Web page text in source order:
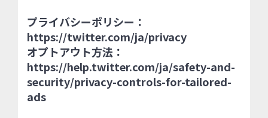
プライバシーポリシー：
https://twitter.com/ja/privacy
オプトアウト方法：
https://help.twitter.com/ja/safety-and-
security/privacy-controls-for-tailored-
ads